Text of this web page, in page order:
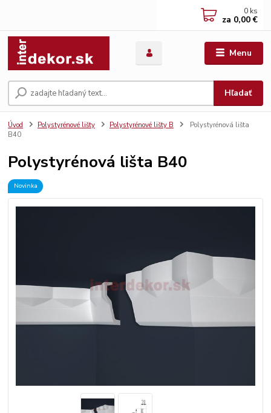
Menu
Hľadať
0 ks
za 0,00 €
Úvod Polystyrénové lišty Polystyrénové lišty B
Polystyrénová lišta
B40
Polystyrénová lišta B40
Novinka